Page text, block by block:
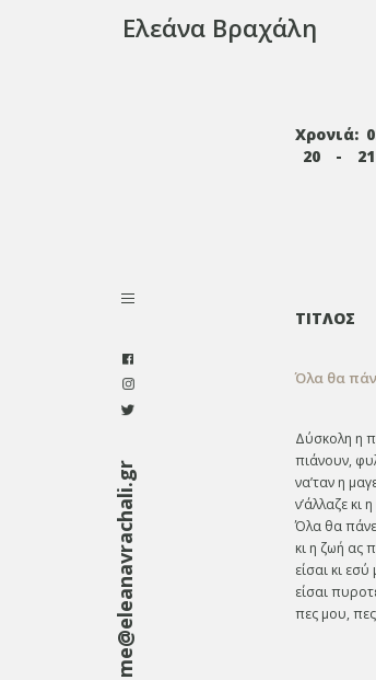
me@eleanavrachali.gr
Ελεάνα Βραχάλη
Χρονιά:
20
- 21
ΤΙΤΛΟΣ
Όλα θα
Δύσκολη η
πιάνουν,
να’ταν η
ν’άλλαζε κι
Όλα θα
κι η ζωή ας
είσαι κι εσύ
είσαι
πες μου,